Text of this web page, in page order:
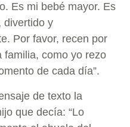
Es mi bebé mayor. Es
divertido y
Por favor, recen por
familia, como yo rezo
de cada día”.
de texto la
que decía: “Lo